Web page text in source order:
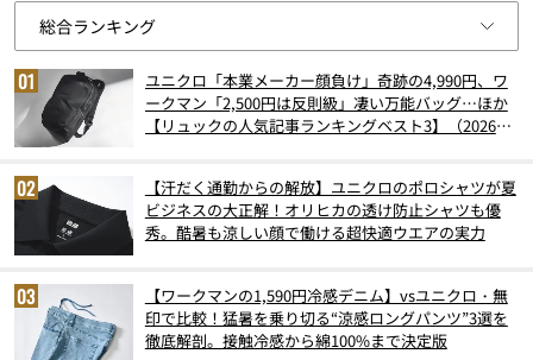
ユニクロ「本業メーカー顔負け」奇跡の4,990円、ワ
ークマン「2,500円は反則級」凄い万能バッグ…ほか
【リュックの人気記事ランキングベスト3】（2026年
【汗だく通勤からの解放】ユニクロのポロシャツが夏
ビジネスの大正解！オリヒカの透け防止シャツも優
秀。酷暑も涼しい顔で働ける超快適ウエアの実力
【ワークマンの1,590円冷感デニム】vsユニクロ・無
印で比較！猛暑を乗り切る“涼感ロングパンツ”3選を
徹底解剖。接触冷感から綿100%まで決定版